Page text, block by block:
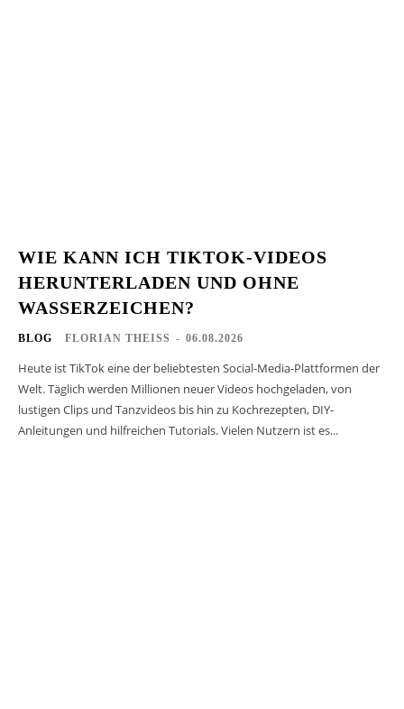
WIE KANN ICH TIKTOK-VIDEOS
HERUNTERLADEN UND OHNE
WASSERZEICHEN?
BLOG FLORIAN THEISS - 06.08.2026
Heute ist TikTok eine der beliebtesten Social-Media-Plattformen der
Welt. Täglich werden Millionen neuer Videos hochgeladen, von
lustigen Clips und Tanzvideos bis hin zu Kochrezepten, DIY-
Anleitungen und hilfreichen Tutorials. Vielen Nutzern ist es...